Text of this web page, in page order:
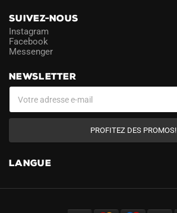
SUIVEZ-NOUS
Instagram
Facebook
Messenger
NEWSLETTER
PROFITEZ DES PROMOS!
LANGUE